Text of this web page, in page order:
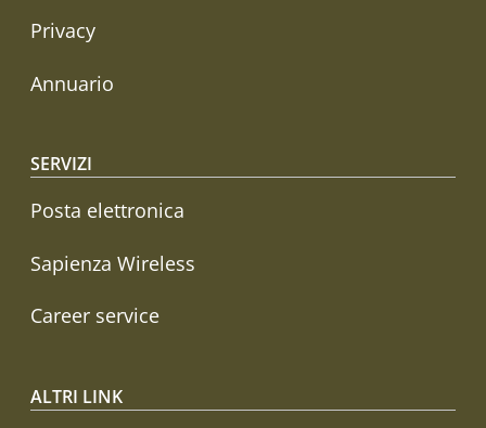
Privacy
Annuario
SERVIZI
Posta elettronica
Sapienza Wireless
Career service
ALTRI LINK